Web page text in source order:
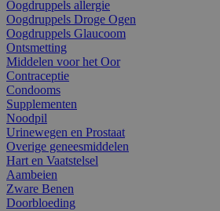
Oogdruppels allergie
Oogdruppels Droge Ogen
Oogdruppels Glaucoom
Ontsmetting
Middelen voor het Oor
Contraceptie
Condooms
Supplementen
Noodpil
Urinewegen en Prostaat
Overige geneesmiddelen
Hart en Vaatstelsel
Aambeien
Zware Benen
Doorbloeding